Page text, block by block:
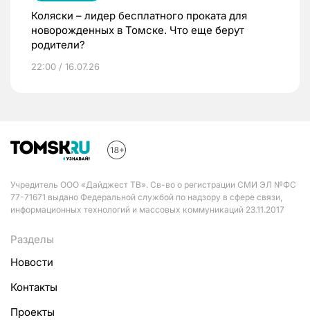
Коляски – лидер бесплатного проката для
новорожденных в Томске. Что еще берут
родители?
22:00 / 16.07.26
Учредитель ООО «Дайджест ТВ». Св-во о регистрации СМИ ЭЛ №ФС
77-71671 выдано Федеральной службой по надзору в сфере связи,
информационных технологий и массовых коммуникаций 23.11.2017
Разделы
Новости
Контакты
Проекты